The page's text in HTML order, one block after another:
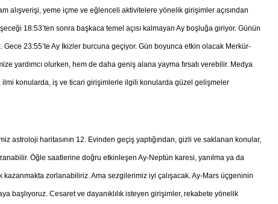
alışverişi, yeme içme ve eğlenceli aktivitelere yönelik girişimler açısından
18:53’ten sonra başkaca temel açısı kalmayan Ay boşluğa giriyor. Günün
23:55’te Ay İkizler burcuna geçiyor. Gün boyunca etkin olacak Merkür-
yardımcı olurken, hem de daha geniş alana yayma fırsatı verebilir. Medya
ilmi konularda, iş ve ticari girişimlerle ilgili konularda güzel gelişmeler
astroloji haritasının 12. Evinden geçiş yaptığından, gizli ve saklanan konular,
Öğle saatlerine doğru etkinleşen Ay-Neptün karesi, yanılma ya da
kazanmakta zorlanabiliriz. Ama sezgilerimiz iyi çalışacak. Ay-Mars üçgeninin
başlıyoruz. Cesaret ve dayanıklılık isteyen girişimler, rekabete yönelik